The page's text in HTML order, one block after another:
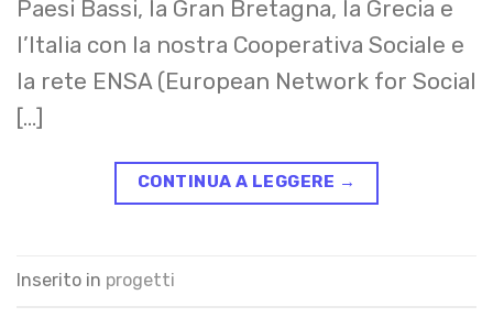
Paesi Bassi, la Gran Bretagna, la Grecia e
l’Italia con la nostra Cooperativa Sociale e
la rete ENSA (European Network for Social
[…]
CONTINUA A LEGGERE →
Inserito in progetti